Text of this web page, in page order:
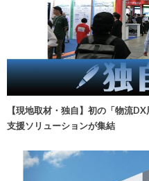
【現地取材・独自】初の「物流
支援ソリューションが集結